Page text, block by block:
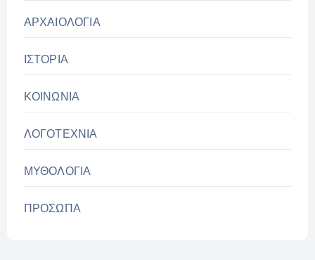
ΑΡΧΑΙΟΛΟΓΙΑ
ΙΣΤΟΡΙΑ
ΚΟΙΝΩΝΙΑ
ΛΟΓΟΤΕΧΝΙΑ
ΜΥΘΟΛΟΓΙΑ
ΠΡΟΣΩΠΑ